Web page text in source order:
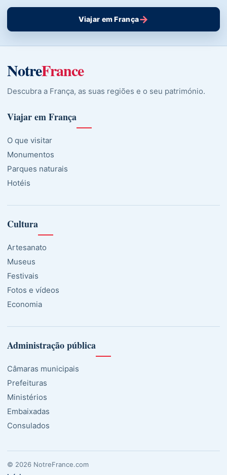
Viajar em França→
NotreFrance
Descubra a França, as suas regiões e o seu património.
Viajar em França
O que visitar
Monumentos
Parques naturais
Hotéis
Cultura
Artesanato
Museus
Festivais
Fotos e vídeos
Economia
Administração pública
Câmaras municipais
Prefeituras
Ministérios
Embaixadas
Consulados
© 2026 NotreFrance.com